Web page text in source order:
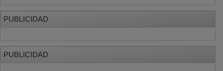
PUBLICIDAD
PUBLICIDAD